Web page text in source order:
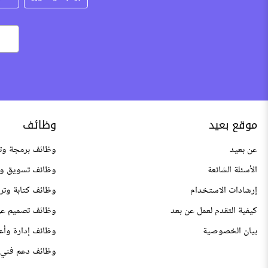
موقع بعيد
عن بعيد
الأسئلة الشائعة
إرشادات الاستخدام
كيفية التقدم لعمل عن بعد
بيان الخصوصية
وظائف
وظائف برمجة
وظائف تسويق
وظائف كتابة
وظائف تصميم
وظائف إدارة
وظائف دعم